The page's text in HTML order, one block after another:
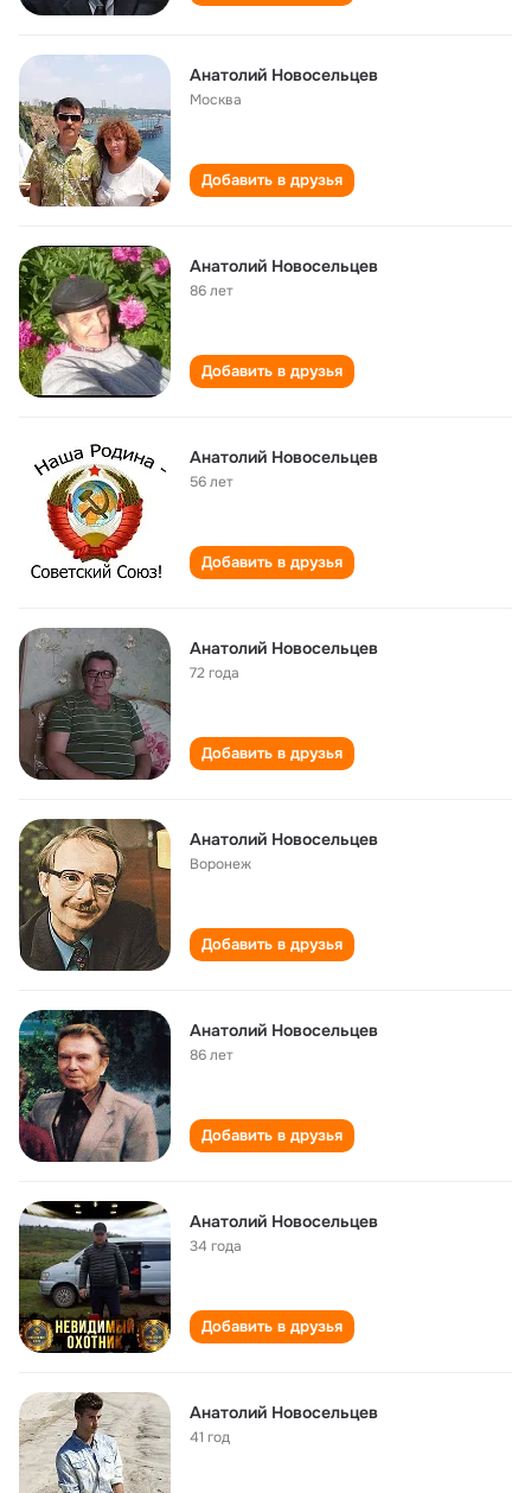
Анатолий Новосельцев
Москва
Добавить в друзья
Анатолий Новосельцев
86 лет
Добавить в друзья
Анатолий Новосельцев
56 лет
Добавить в друзья
Анатолий Новосельцев
72 года
Добавить в друзья
Анатолий Новосельцев
Воронеж
Добавить в друзья
Анатолий Новосельцев
86 лет
Добавить в друзья
Анатолий Новосельцев
34 года
Добавить в друзья
Анатолий Новосельцев
41 год